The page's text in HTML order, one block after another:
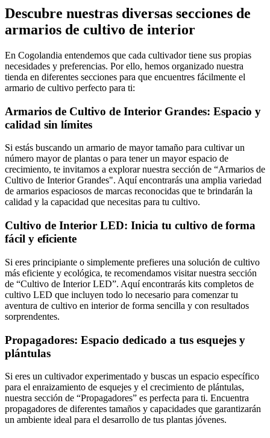
Descubre nuestras diversas secciones de
armarios de cultivo de interior
En Cogolandia entendemos que cada cultivador tiene sus propias
necesidades y preferencias. Por ello, hemos organizado nuestra
tienda en diferentes secciones para que encuentres fácilmente el
armario de cultivo perfecto para ti:
Armarios de Cultivo de Interior Grandes: Espacio y
calidad sin límites
Si estás buscando un armario de mayor tamaño para cultivar un
número mayor de plantas o para tener un mayor espacio de
crecimiento, te invitamos a explorar nuestra sección de “Armarios de
Cultivo de Interior Grandes". Aquí encontrarás una amplia variedad
de armarios espaciosos de marcas reconocidas que te brindarán la
calidad y la capacidad que necesitas para tu cultivo.
Cultivo de Interior LED: Inicia tu cultivo de forma
fácil y eficiente
Si eres principiante o simplemente prefieres una solución de cultivo
más eficiente y ecológica, te recomendamos visitar nuestra sección
de “Cultivo de Interior LED”. Aquí encontrarás kits completos de
cultivo LED que incluyen todo lo necesario para comenzar tu
aventura de cultivo en interior de forma sencilla y con resultados
sorprendentes.
Propagadores: Espacio dedicado a tus esquejes y
plántulas
Si eres un cultivador experimentado y buscas un espacio específico
para el enraizamiento de esquejes y el crecimiento de plántulas,
nuestra sección de “Propagadores” es perfecta para ti. Encuentra
propagadores de diferentes tamaños y capacidades que garantizarán
un ambiente ideal para el desarrollo de tus plantas jóvenes.